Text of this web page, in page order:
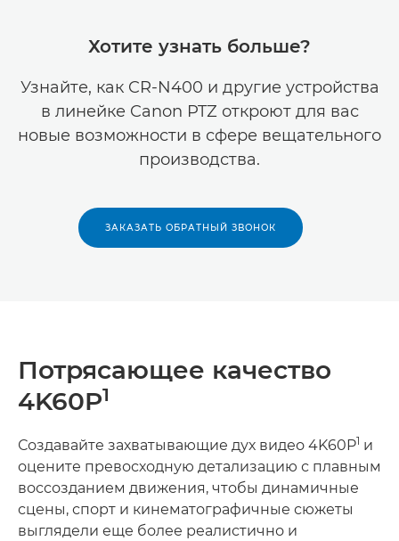
Хотите узнать больше?
Узнайте, как CR-N400 и другие устройства
в линейке Canon PTZ откроют для вас
новые возможности в сфере вещательного
производства.
ЗАКАЗАТЬ ОБРАТНЫЙ ЗВОНОК
Потрясающее качество
4K60P1
Создавайте захватывающие дух видео 4K60P1 и
оцените превосходную детализацию с плавным
воссозданием движения, чтобы динамичные
сцены, спорт и кинематографичные сюжеты
выглядели еще более реалистично и